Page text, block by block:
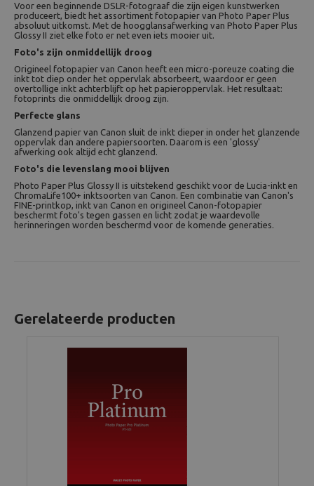
Voor een beginnende DSLR-fotograaf die zijn eigen kunstwerken
produceert, biedt het assortiment fotopapier van Photo Paper Plus
absoluut uitkomst. Met de hoogglansafwerking van Photo Paper Plus
Glossy II ziet elke foto er net even iets mooier uit.
Foto's zijn onmiddellijk droog
Origineel fotopapier van Canon heeft een micro-poreuze coating die
inkt tot diep onder het oppervlak absorbeert, waardoor er geen
overtollige inkt achterblijft op het papieroppervlak. Het resultaat:
fotoprints die onmiddellijk droog zijn.
Perfecte glans
Glanzend papier van Canon sluit de inkt dieper in onder het glanzende
oppervlak dan andere papiersoorten. Daarom is een 'glossy'
afwerking ook altijd echt glanzend.
Foto's die levenslang mooi blijven
Photo Paper Plus Glossy II is uitstekend geschikt voor de Lucia-inkt en
ChromaLife100+ inktsoorten van Canon. Een combinatie van Canon's
FINE-printkop, inkt van Canon en origineel Canon-fotopapier
beschermt foto's tegen gassen en licht zodat je waardevolle
herinneringen worden beschermd voor de komende generaties.
Gerelateerde producten